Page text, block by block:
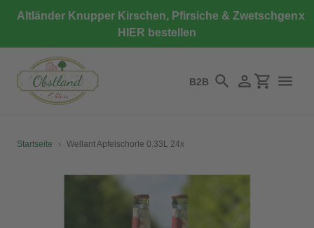
zumAltländer Knupper Kirschen, Pfirsiche & Zwetschgen
HIER bestellen
x
B2B SuchenEinloggen
Startseite › Wellant Apfelschorle 0.33L 24x